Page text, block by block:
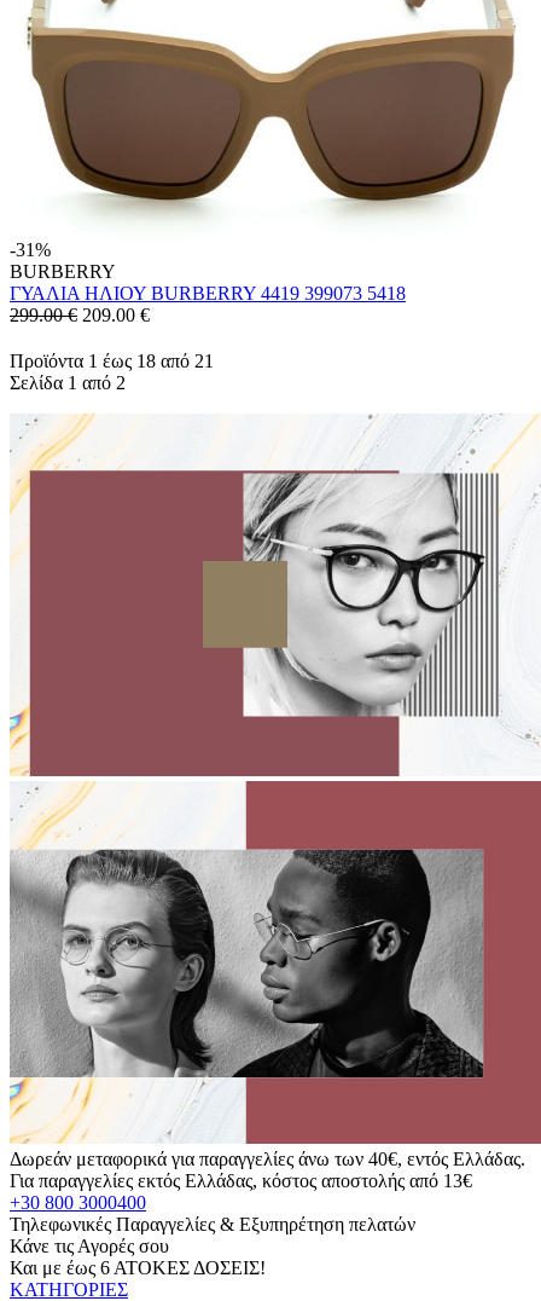
-31%
BURBERRY
ΓΥΑΛΙΑ ΗΛΙΟΥ BURBERRY 4419 399073 5418
299.00 € 209.00 €
Προϊόντα 1 έως 18 από 21
Σελίδα 1 από 2
Δωρεάν μεταφορικά για παραγγελίες άνω των 40€, εντός Ελλάδας.
Για παραγγελίες εκτός Ελλάδας, κόστος αποστολής από 13€
+30 800 3000400
Τηλεφωνικές Παραγγελίες & Εξυπηρέτηση πελατών
Κάνε τις Αγορές σου
Και με έως 6 ΑΤΟΚΕΣ ΔΟΣΕΙΣ!
ΚΑΤΗΓΟΡΙΕΣ